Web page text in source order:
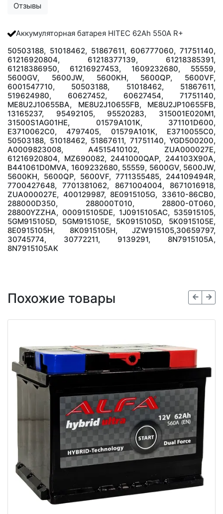
Отзывы
Аккумуляторная батарея HITEC 62Ah 550A R+
50503188, 51018462, 51867611, 606777060, 71751140,
61216920804, 61218377139, 61218385391,
61218386950, 61216927453, 1609232680, 55559,
5600GV, 5600JW, 5600KH, 5600QP, 5600VF,
6001547710, 50503188, 51018462, 51867611,
519624980, 60627452, 60627454, 71751140,
ME8U2J10655BA, ME8U2J10655FB, ME8U2JP10655FB,
13165237, 95492105, 95520283, 315001E020M1,
31500S1AG01HE, 01579A101K, 371101D600,
E3710062C0, 4797405, 01579A101K, E3710055C0,
50503188, 51018462, 51867611, 71751140, YGD500200,
А0009823008, А4515410102, ZUA000027E,
61216920804, MZ690082, 2441000QAP, 244103X90A,
B441061D0MVA, 1609232680, 55559, 5600GV, 5600JW,
5600KH, 5600QP, 5600VF, 7711355485, 244109494R,
7700427648, 7701381062, 8671004004, 8671016918,
ZUA000027E, 400129987, 8E0915105G, 33610-86CB0,
288000D350, 288000T010, 28800-0T060,
28800YZZHA, 000915105DE, 1J0915105AC, 535915105,
5GM915105D, 5GM915105E, 5K0915105D, 5K0915105E,
8E0915105H, 8K0915105H, JZW915105,30659797,
30745774, 30772211, 9139291, 8N7915105A,
8N7915105AK
Похожие товары